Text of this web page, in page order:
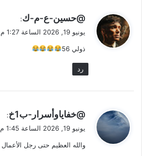
ي
ل
@حسين-ع-م-ك:
يونيو 19, 2026 الساعة 1:27 م
ذولي 56
رد
ي
ل
@خفاياوأسرار-ب1خ
:
يونيو 19, 2026 الساعة 1:45 م
والله العظيم حتى رجل الأعمال